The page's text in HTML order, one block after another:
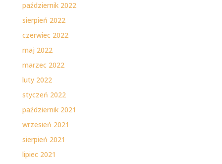
październik 2022
sierpień 2022
czerwiec 2022
maj 2022
marzec 2022
luty 2022
styczeń 2022
październik 2021
wrzesień 2021
sierpień 2021
lipiec 2021